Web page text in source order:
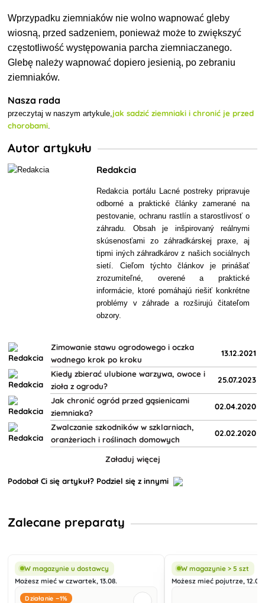
Wprzypadku ziemniaków nie wolno wapnować gleby
wiosną, przed sadzeniem, ponieważ może to zwiększyć
częstotliwość występowania parcha ziemniaczanego.
Glebę należy wapnować dopiero jesienią, po zebraniu
ziemniaków.
Nasza rada
przeczytaj w naszym artykule, jak sadzić ziemniaki i chronić je przed
chorobami
Autor artykułu
Redakcia
Redakcia portálu Lacné postreky pripravuje
odborné a praktické články zamerané na
pestovanie, ochranu rastlín a starostlivosť o
záhradu. Obsah je inšpirovaný reálnymi
skúsenosťami zo záhradkárskej praxe, aj
tipmi iných záhradkárov z našich sociálnych
sietí. Cieľom týchto článkov je prinášať
zrozumiteľné, overené a praktické
informácie, ktoré pomáhajú riešiť konkrétne
problémy v záhrade a rozširujú čitateľom
obzory.
Zimowanie stawu ogrodowego i oczka
wodnego krok po kroku
13.12.2021
Kiedy zbierać ulubione warzywa, owoce i
zioła z ogrodu?
25.07.2023
Jak chronić ogród przed gąsienicami
ziemniaka?
02.04.2020
Zwalczanie szkodników w szklarniach,
oranżeriach i roślinach domowych
02.02.2020
Załaduj więcej
Podobał Ci się artykuł? Podziel się z innymi
Zalecane preparaty
W magazynie u dostawcy
Możesz mieć w czwartek, 13.08.
Działanie −1%
W magazynie > 5 szt
Możesz mieć pojutrze, 12.08.